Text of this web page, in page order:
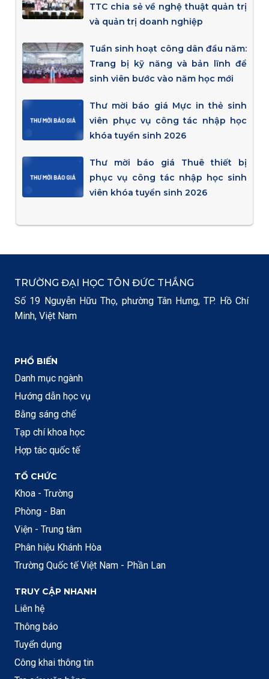
TTC chia sẻ về nghệ thuật quản trị
và quản trị doanh nghiệp
Tuần sinh hoạt công dân đầu năm:
Trang bị kỹ năng và bản lĩnh để
sinh viên bước vào năm học mới
Thư mời báo giá Mực in thẻ sinh
viên phục vụ công tác nhập học
khóa tuyển sinh 2026
Thư mời báo giá Thuê thiết bị
phục vụ công tác nhập học sinh
viên khóa tuyển sinh 2026
TRƯỜNG ĐẠI HỌC TÔN ĐỨC THẮNG
Số 19 Nguyễn Hữu Thọ, phường Tân Hưng, TP. Hồ Chí
Minh, Việt Nam
PHỔ BIẾN
Danh mục ngành
Hướng dẫn học vụ
Bằng sáng chế
Tạp chí khoa học
Hợp tác quốc tế
TỔ CHỨC
Khoa - Trường
Phòng - Ban
Viện - Trung tâm
Phân hiệu Khánh Hòa
Trường Quốc tế Việt Nam - Phần Lan
TRUY CẬP NHANH
Liên hệ
Thông báo
Tuyển dụng
Công khai thông tin